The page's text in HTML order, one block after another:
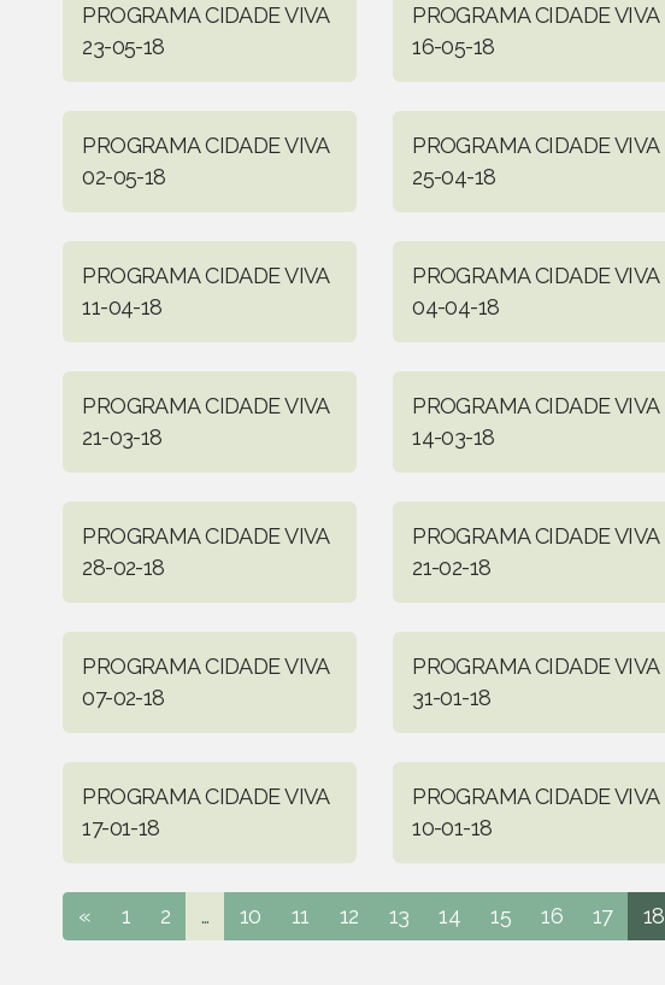
PROGRAMA CIDADE VIVA
23-05-18
PROGRAMA CIDADE VIVA
16-05-18
PROGRAMA CIDADE VIVA
02-05-18
PROGRAMA CIDADE VIVA
25-04-18
PROGRAMA CIDADE VIVA
11-04-18
PROGRAMA CIDADE VIVA
04-04-18
PROGRAMA CIDADE VIVA
21-03-18
PROGRAMA CIDADE VIVA
14-03-18
PROGRAMA CIDADE VIVA
28-02-18
PROGRAMA CIDADE VIVA
21-02-18
PROGRAMA CIDADE VIVA
07-02-18
PROGRAMA CIDADE VIVA
31-01-18
PROGRAMA CIDADE VIVA
17-01-18
PROGRAMA CIDADE VIVA
10-01-18
« 1 2 ... 10 11 12 13 14 15 16 17 18